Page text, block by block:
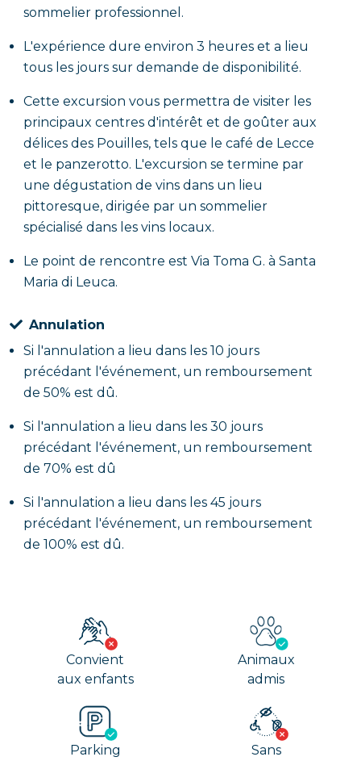
sommelier professionnel.
L'expérience dure environ 3 heures et a lieu
tous les jours sur demande de disponibilité.
Cette excursion vous permettra de visiter les
principaux centres d'intérêt et de goûter aux
délices des Pouilles, tels que le café de Lecce
et le panzerotto. L'excursion se termine par
une dégustation de vins dans un lieu
pittoresque, dirigée par un sommelier
spécialisé dans les vins locaux.
Le point de rencontre est Via Toma G. à Santa
Maria di Leuca.
Annulation
Si l'annulation a lieu dans les 10 jours
précédant l'événement, un remboursement
de 50% est dû.
Si l'annulation a lieu dans les 30 jours
précédant l'événement, un remboursement
de 70% est dû
Si l'annulation a lieu dans les 45 jours
précédant l'événement, un remboursement
de 100% est dû.
Convient
aux enfants
Animaux
admis
Parking
Sans